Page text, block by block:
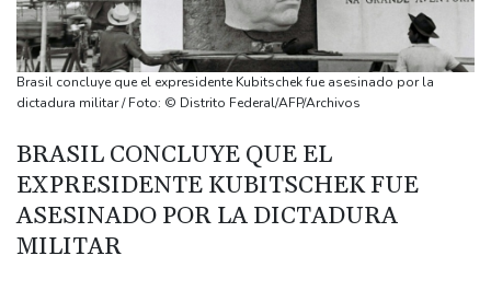
origen uruguayo
El Real Madrid anuncia el fichaje del extremo marfileño Yan
Diomandé
El mexicano Del Toro renueva con el UAE hasta 2031
Venezuela
Un comité del Senado de EEUU declara en desacato al ex
responsable de la lucha anticovid Anthony Fauci
Brasil concluye que el expresidente Kubitschek fue asesinado por la
dictadura militar / Foto: © Distrito Federal/AFP/Archivos
BRASIL CONCLUYE QUE EL
EXPRESIDENTE KUBITSCHEK FUE
ASESINADO POR LA DICTADURA
MILITAR